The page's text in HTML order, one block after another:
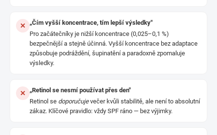
✕
„Čím vyšší koncentrace, tím lepší výsledky"
Pro začátečníky je nižší koncentrace (0,025–0,1 %)
bezpečnější a stejně účinná. Vyšší koncentrace bez adaptace
způsobuje podráždění, šupinatění a paradoxně zpomaluje
výsledky.
✕
„Retinol se nesmí používat přes den"
Retinol se doporučujevečer kvůli stabilitě, ale není to absolutní
zákaz. Klíčové pravidlo: vždy SPF ráno — bez výjimky.